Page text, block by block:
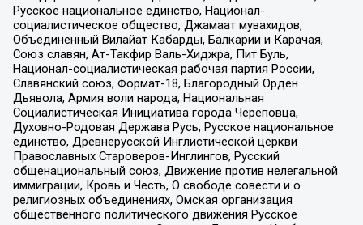
Русское национальное единство, Национал-
социалистическое общество, Джамаат мувахидов,
Объединенный Вилайат Кабарды, Балкарии и Карачая,
Союз славян, Ат-Такфир Валь-Хиджра, Пит Буль,
Национал-социалистическая рабочая партия России,
Славянский союз, Формат-18, Благородный Орден
Дьявола, Армия воли народа, Национальная
Социалистическая Инициатива города Череповца,
Духовно-Родовая Держава Русь, Русское национальное
единство, Древнерусской Инглистической церкви
Православных Староверов-Инглингов, Русский
общенациональный союз, Движение против нелегальной
иммиграции, Кровь и Честь, О свободе совести и о
религиозных объединениях, Омская организация
общественного политического движения Русское